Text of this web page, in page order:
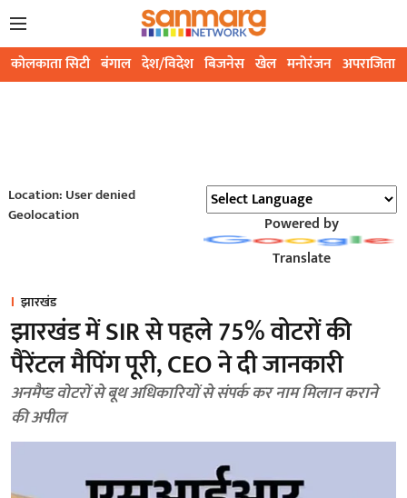
कोलकाता सिटी बंगाल देश/विदेश बिजनेस खेल मनोरंजन अपराजिता
Location: User denied
Geolocation
Powered by
Translate
झारखंड
झारखंड में SIR से पहले 75% वोटरों की
पैरेंटल मैपिंग पूरी, CEO ने दी जानकारी
अनमैप्ड वोटरों से बूथ अधिकारियों से संपर्क कर नाम मिलान कराने
की अपील